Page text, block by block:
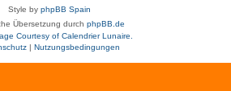
Style by phpBB Spain
Übersetzung durch phpBB.de
Courtesy of Calendrier Lunaire.
| Nutzungsbedingungen